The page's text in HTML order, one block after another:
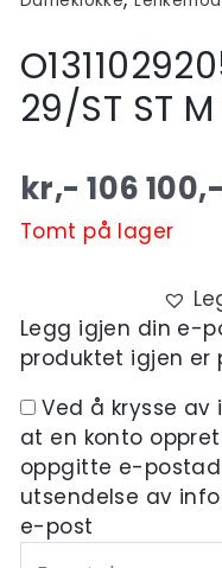
29/ST ST M
kr,- 106 100,-
Tomt på lager
Legg igjen din e-
produktet igjen er
Ved å krysse
at en konto
oppgitte e-
utsendelse av
e-post